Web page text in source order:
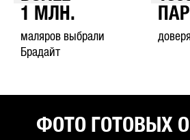
1
МЛН.
маляров выбрали
Брадайт
ФОТО ГОТОВЫХ